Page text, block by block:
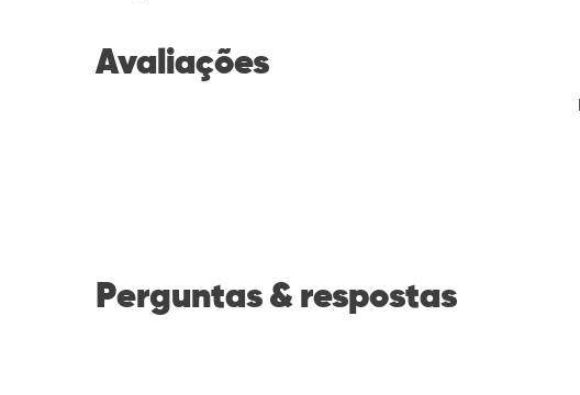
Avaliações
Perguntas & respostas